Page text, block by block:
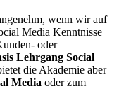
wenn wir auf
Media Kenntnisse
oder
Lehrgang Social
die Akademie aber
Media oder zum